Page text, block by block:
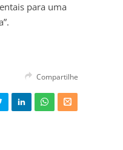
para uma
Compartilhe